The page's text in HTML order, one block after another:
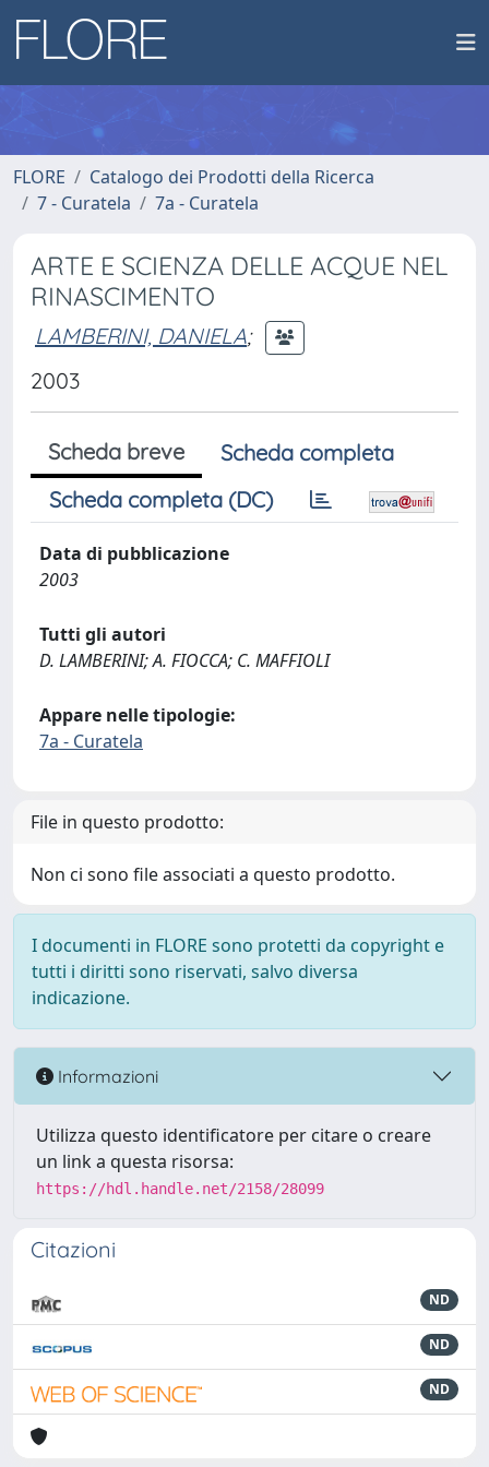
FLORE
Catalogo dei Prodotti della Ricerca
7 - Curatela
7a - Curatela
ARTE E SCIENZA DELLE ACQUE NEL
RINASCIMENTO
LAMBERINI, DANIELA;
2003
Scheda breve
Scheda completa
Scheda completa (DC)
Data di pubblicazione
2003
Tutti gli autori
D. LAMBERINI; A. FIOCCA; C. MAFFIOLI
Appare nelle tipologie:
7a - Curatela
File in questo prodotto:
Non ci sono file associati a questo prodotto.
I documenti in FLORE sono protetti da copyright e
tutti i diritti sono riservati, salvo diversa
indicazione.
Informazioni
Utilizza questo identificatore per citare o creare
un link a questa risorsa:
https://hdl.handle.net/2158/28099
Citazioni
ND
ND
ND